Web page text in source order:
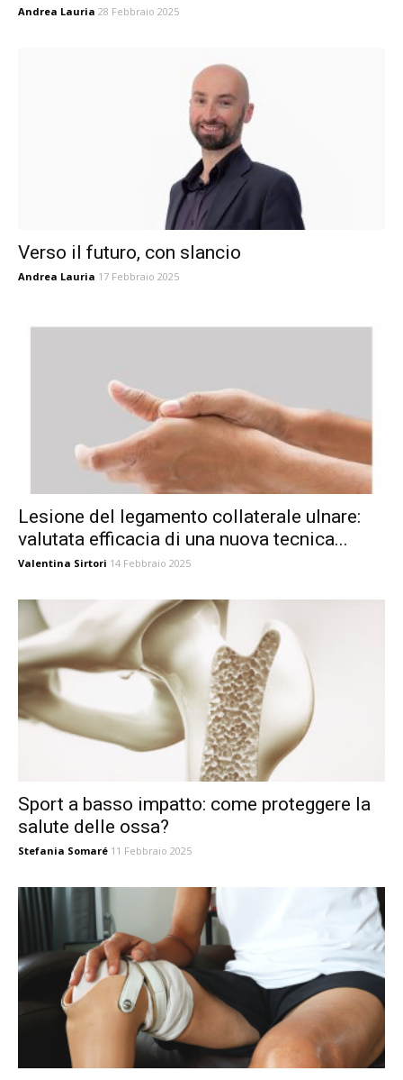
Andrea Lauria 28 Febbraio 2025
Verso il futuro, con slancio
Andrea Lauria 17 Febbraio 2025
Lesione del legamento collaterale ulnare:
valutata efficacia di una nuova tecnica...
Valentina Sirtori 14 Febbraio 2025
Sport a basso impatto: come proteggere la
salute delle ossa?
Stefania Somaré 11 Febbraio 2025